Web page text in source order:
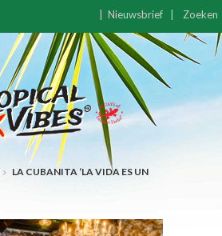
Nieuwsbrief Zoeken
LA CUBANITA ‘LA VIDA ES UN